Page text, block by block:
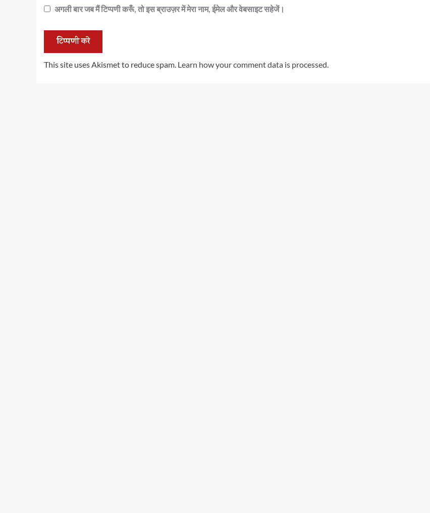
अगली बार जब मैं टिप्पणी करूँ, तो इस ब्राउज़र में मेरा नाम, ईमेल और वेबसाइट सहेजें।
This site uses Akismet to reduce spam. Learn how your comment data is processed.